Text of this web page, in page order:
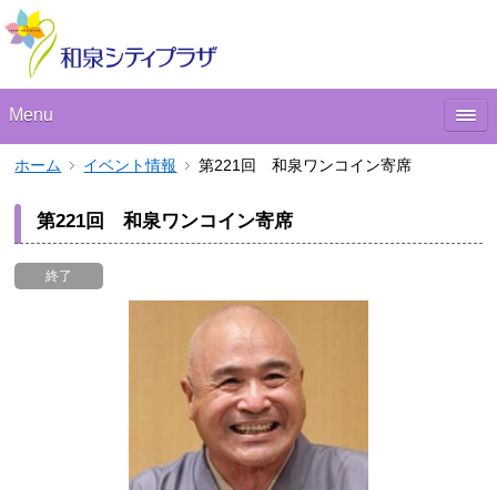
Menu
ホーム イベント情報 第221回 和泉ワンコイン寄席
第221回 和泉ワンコイン寄席
終了